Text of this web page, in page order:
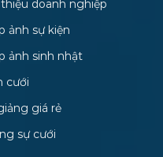
doanh nghiệp
ảnh sự kiện
ảnh sinh nhật
cưới
giá rẻ
sự cưới